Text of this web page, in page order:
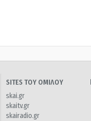
SITES ΤΟΥ ΟΜΙΛΟΥ
skai.gr
skaitv.gr
skairadio.gr